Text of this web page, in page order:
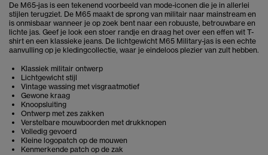
De M65-jas is een tekenend voorbeeld van mode-iconen die je in allerlei
stijlen terugziet. De M65 maakt de sprong van militair naar mainstream en
is onmisbaar wanneer je op zoek bent naar een robuuste, betrouwbare en
lichte jas. Geef je look een stoer randje en draag het over een effen wit T-
shirt en een klassieke jeans. De lichtgewicht M65 Military-jas is een echte
aanvulling op je kledingcollectie, waar je eindeloos plezier van zult hebben.
Klassiek militair ontwerp
Lichtgewicht stijl
Vintage wassing met visgraatmotief
Gewone kraag
Knoopsluiting
Ontwerp met zes zakken
Verstelbare mouwboorden met drukknopen
Volledig gevoerd
Kleine logopatch op de mouwen
Kenmerkende patch op de zak